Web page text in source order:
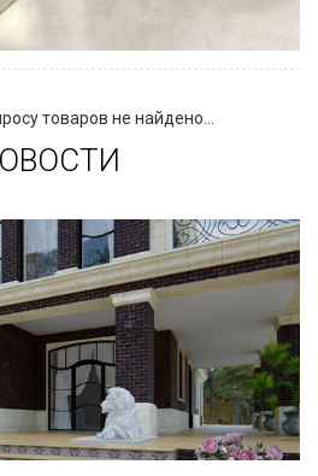
товаров не найдено...
называют все подряд...
и ступени (фронтальные,
крыльца, фасадную
преимущественно
отделки домов, зон
лестниц и...